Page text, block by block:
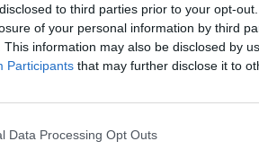
to third parties prior to your opt-
of your personal information by third
This information may also be disclosed by
Participants that may further disclose it to
Data Processing Opt Outs
técnicos o procesamiento de
no estructurada.
locales y seguras para
Valera, cofundadores de Physia,